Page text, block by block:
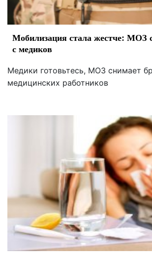
Мобилизация стала жестче: МОЗ
с медиков
Медики готовьтесь, МОЗ снимает
медицинских работников